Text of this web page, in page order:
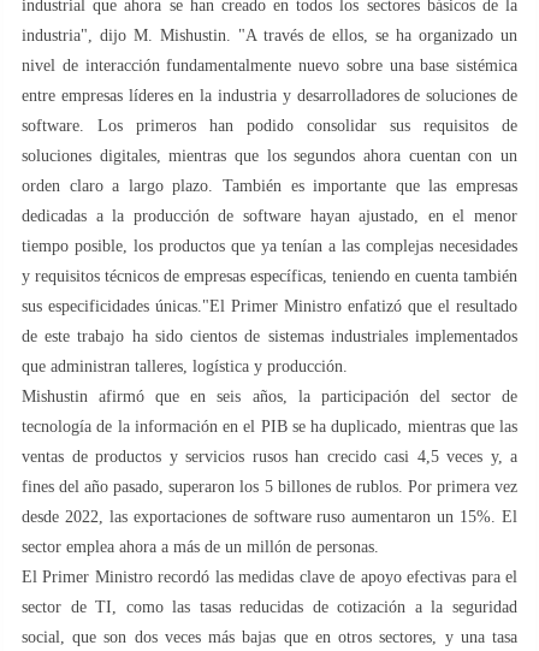
industrial que ahora se han creado en todos los sectores básicos de la
industria", dijo M. Mishustin. "A través de ellos, se ha organizado un
nivel de interacción fundamentalmente nuevo sobre una base sistémica
entre empresas líderes en la industria y desarrolladores de soluciones de
software. Los primeros han podido consolidar sus requisitos de
soluciones digitales, mientras que los segundos ahora cuentan con un
orden claro a largo plazo. También es importante que las empresas
dedicadas a la producción de software hayan ajustado, en el menor
tiempo posible, los productos que ya tenían a las complejas necesidades
y requisitos técnicos de empresas específicas, teniendo en cuenta también
sus especificidades únicas."El Primer Ministro enfatizó que el resultado
de este trabajo ha sido cientos de sistemas industriales implementados
que administran talleres, logística y producción.
Mishustin afirmó que en seis años, la participación del sector de
tecnología de la información en el PIB se ha duplicado, mientras que las
ventas de productos y servicios rusos han crecido casi 4,5 veces y, a
fines del año pasado, superaron los 5 billones de rublos. Por primera vez
desde 2022, las exportaciones de software ruso aumentaron un 15%. El
sector emplea ahora a más de un millón de personas.
El Primer Ministro recordó las medidas clave de apoyo efectivas para el
sector de TI, como las tasas reducidas de cotización a la seguridad
social, que son dos veces más bajas que en otros sectores, y una tasa